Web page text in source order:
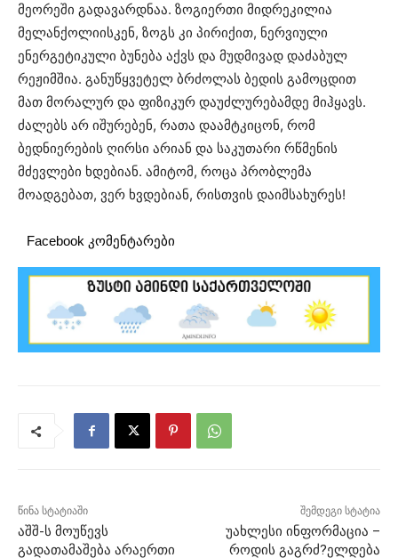
მეორეში გადავარდნაა. ზოგიერთი მიდრეკილია
მელანქოლიისკენ, ზოგს კი პირიქით, ნერვიული
ენერგეტიკული ბუნება აქვს და მუდმივად დაძაბულ
რეჟიმშია. განუწყვეტელ ბრძოლას ბედის გამოცდით
მათ მორალურ და ფიზიკურ დაუძლურებამდე მიჰყავს.
ძალებს არ იშურებენ, რათა დაამტკიცონ, რომ
ბედნიერების ღირსი არიან და საკუთარი რწმენის
მძევლები ხდებიან. ამიტომ, როცა პრობლემა
მოადგებათ, ვერ ხვდებიან, რისთვის დაიმსახურეს!
Facebook კომენტარები
წინა სტატიაში
აშშ-ს მოუწევს
გადათამაშება არაერთი
შემდეგი სტატია
უახლესი ინფორმაცია –
როდის გაგრძ?ელდება